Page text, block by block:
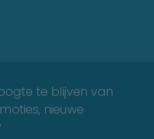
te blijven van
nieuwe